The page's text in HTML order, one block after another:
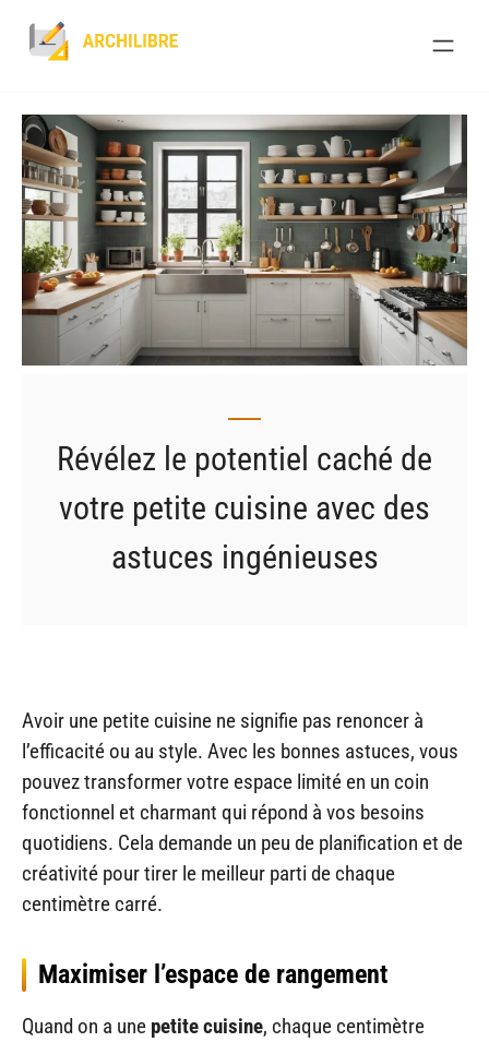
Révélez le potentiel caché de
votre petite cuisine avec des
astuces ingénieuses
Avoir une petite cuisine ne signifie pas renoncer à
l’efficacité ou au style. Avec les bonnes astuces, vous
pouvez transformer votre espace limité en un coin
fonctionnel et charmant qui répond à vos besoins
quotidiens. Cela demande un peu de planification et de
créativité pour tirer le meilleur parti de chaque
centimètre carré.
Maximiser l’espace de rangement
Quand on a une petite cuisine, chaque centimètre